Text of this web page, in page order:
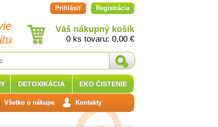
Prihlásiť Registrácia
Váš nákupný košík
0 ks tovaru: 0,00 €
DETOXIKÁCIA EKO ČISTENIE
Všetko o nákupe Kontakty